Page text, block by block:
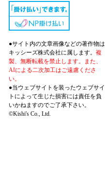
●サイト内の文章画像などの著作物は
キッシーズ株式会社に属します。 複
製、無断転載を禁止します。また、
AIによる二次加工はご遠慮くださ
い。
●当ウェブサイトを装ったウェブサイ
トによって生じた損害には責任を負
いかねますのでご了承下さい。
©Kishi's Co., Ltd.